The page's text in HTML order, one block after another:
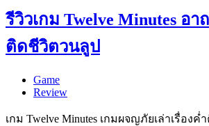
รีวิวเกม Twelve Minutes อ
ติดชีวิตวนลูป
Game
Review
เกม Twelve Minutes เกมผจญภัยเล่าเรื่อง